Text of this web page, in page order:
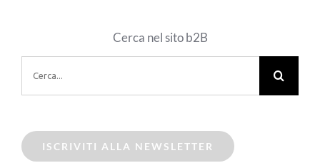
Cerca nel sito b2B
per:
ISCRIVITI ALLA NEWSLETTER